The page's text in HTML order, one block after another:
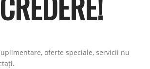
oferte speciale, servicii nu